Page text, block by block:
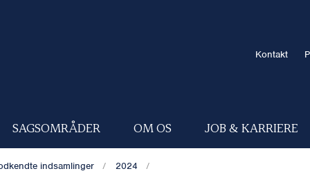
Kontakt
SAGSOMRÅDER OM OS JOB & KARRIERE
indsamlinger
2024